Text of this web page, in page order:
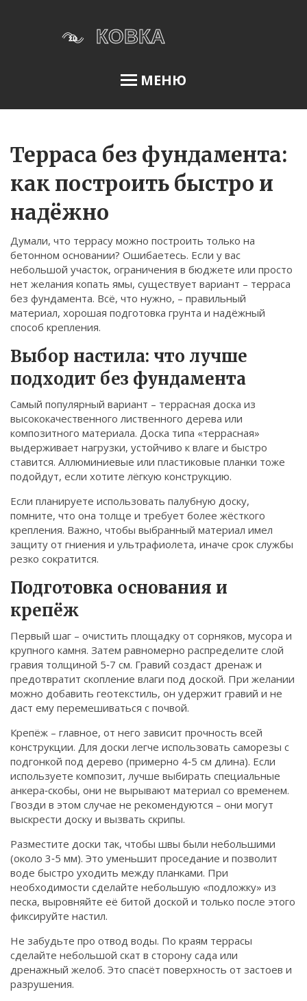
МЕНЮ
Меню
О нас
Условия использования
Политика конфиденциальности
ФЗ-152
Связаться
© 2026. Все права защищены.
Терраса без фундамента:
как построить быстро и
надёжно
Думали, что террасу можно построить только на
бетонном основании? Ошибаетесь. Если у вас
небольшой участок, ограничения в бюджете или просто
нет желания копать ямы, существует вариант – терраса
без фундамента. Всё, что нужно, – правильный
материал, хорошая подготовка грунта и надёжный
способ крепления.
Выбор настила: что лучше
подходит без фундамента
Самый популярный вариант – террасная доска из
высококачественного лиственного дерева или
композитного материала. Доска типа «террасная»
выдерживает нагрузки, устойчиво к влаге и быстро
ставится. Аллюминиевые или пластиковые планки тоже
подойдут, если хотите лёгкую конструкцию.
Если планируете использовать палубную доску,
помните, что она толще и требует более жёсткого
крепления. Важно, чтобы выбранный материал имел
защиту от гниения и ультрафиолета, иначе срок службы
резко сократится.
Подготовка основания и
крепёж
Первый шаг – очистить площадку от сорняков, мусора и
крупного камня. Затем равномерно распределите слой
гравия толщиной 5‑7 см. Гравий создаст дренаж и
предотвратит скопление влаги под доской. При желании
можно добавить геотекстиль, он удержит гравий и не
даст ему перемешиваться с почвой.
Крепёж – главное, от него зависит прочность всей
конструкции. Для доски легче использовать саморезы с
подгонкой под дерево (примерно 4‑5 см длина). Если
используете композит, лучше выбирать специальные
анкера‑скобы, они не вырывают материал со временем.
Гвозди в этом случае не рекомендуются – они могут
выскрести доску и вызвать скрипы.
Разместите доски так, чтобы швы были небольшими
(около 3‑5 мм). Это уменьшит проседание и позволит
воде быстро уходить между планками. При
необходимости сделайте небольшую «подложку» из
песка, выровняйте её битой доской и только после этого
фиксируйте настил.
Не забудьте про отвод воды. По краям террасы
сделайте небольшой скат в сторону сада или
дренажный желоб. Это спасёт поверхность от застоев и
разрушения.